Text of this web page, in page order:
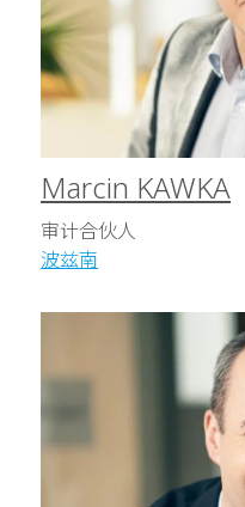
Marcin KAWKA
审计合伙人
波兹南